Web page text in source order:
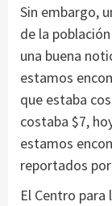
Sin embargo,
de la
una buena
estamos
que estaba
costaba $7,
estamos
reportados por
El Centro